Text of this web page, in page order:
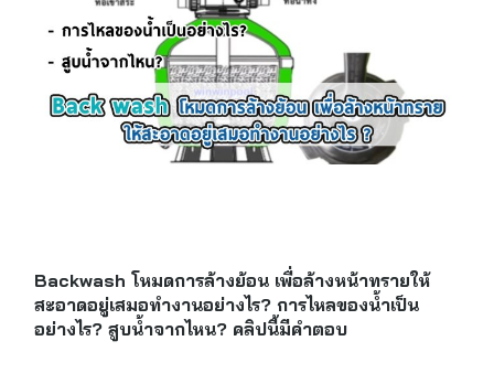
Backwash โหมดการล้างย้อน เพื่อล้างหน้าทรายให้
สะอาดอยู่เสมอทำงานอย่างไร? การไหลของน้ำเป็น
อย่างไร? สูบน้ำจากไหน? คลิปนี้มีคำตอบ